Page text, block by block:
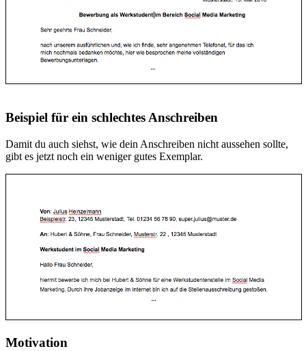
Beispiel für ein schlechtes Anschreiben
Damit du auch siehst, wie dein Anschreiben nicht aussehen sollte,
gibt es jetzt noch ein weniger gutes Exemplar.
Motivation